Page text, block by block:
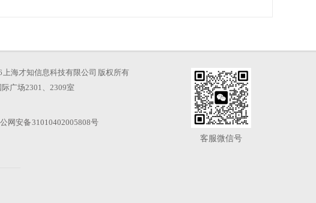
上海才知信息科技有限公司 版权所有
广场2301、2309室
网安备 31010402005808号
客服微信号